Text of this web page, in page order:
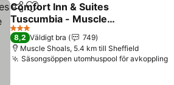
Dela Lägg till i Mina Favoriter
Comfort Inn & Suites
Tuscumbia - Muscle
Shoals
Se priser
3 Stjärnor
8,2 Väldigt bra
749
Muscle Shoals, 5.4 km till Sheffield
Säsongsöppen utomhuspool för avkoppling